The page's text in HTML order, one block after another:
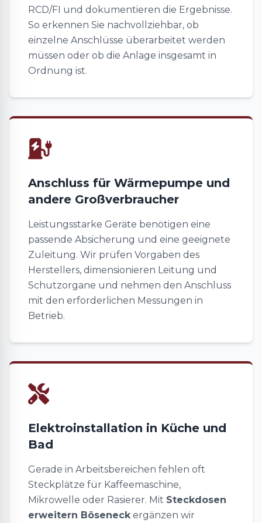
RCD/FI und dokumentieren die Ergebnisse.
So erkennen Sie nachvollziehbar, ob
einzelne Anschlüsse überarbeitet werden
müssen oder ob die Anlage insgesamt in
Ordnung ist.
Anschluss für Wärmepumpe und
andere Großverbraucher
Leistungsstarke Geräte benötigen eine
passende Absicherung und eine geeignete
Zuleitung. Wir prüfen Vorgaben des
Herstellers, dimensionieren Leitung und
Schutzorgane und nehmen den Anschluss
mit den erforderlichen Messungen in
Betrieb.
Elektroinstallation in Küche und
Bad
Gerade in Arbeitsbereichen fehlen oft
Steckplätze für Kaffeemaschine,
Mikrowelle oder Rasierer. Mit Steckdosen
erweitern Böseneckergänzen wir